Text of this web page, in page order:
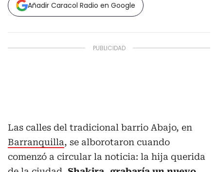
Añadir Caracol Radio en Google
Las calles del tradicional barrio Abajo, en
Barranquilla, se alborotaron cuando
comenzó a circular la noticia: la hija querida